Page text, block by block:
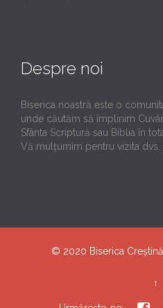
Despre noi
Biserica noastră este o
unde căutăm să împlinim
Sfânta Scriptură sau Biblia în
Vă mulţumim pentru vizita
© 2020 Biserica
↑